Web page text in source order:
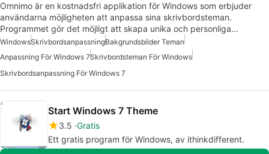
Omnimo är en kostnadsfri applikation för Windows som erbjuder
användarna möjligheten att anpassa sina skrivbordsteman.
Programmet gör det möjligt att skapa unika och personliga…
WindowsSkrivbordsanpassningBakgrundsbilder Teman
Anpassning För Windows 7Skrivbordsteman För Windows
Skrivbordsanpassning För Windows 7
Start Windows 7 Theme
3.5 Gratis
Ett gratis program för Windows, av ithinkdifferent.